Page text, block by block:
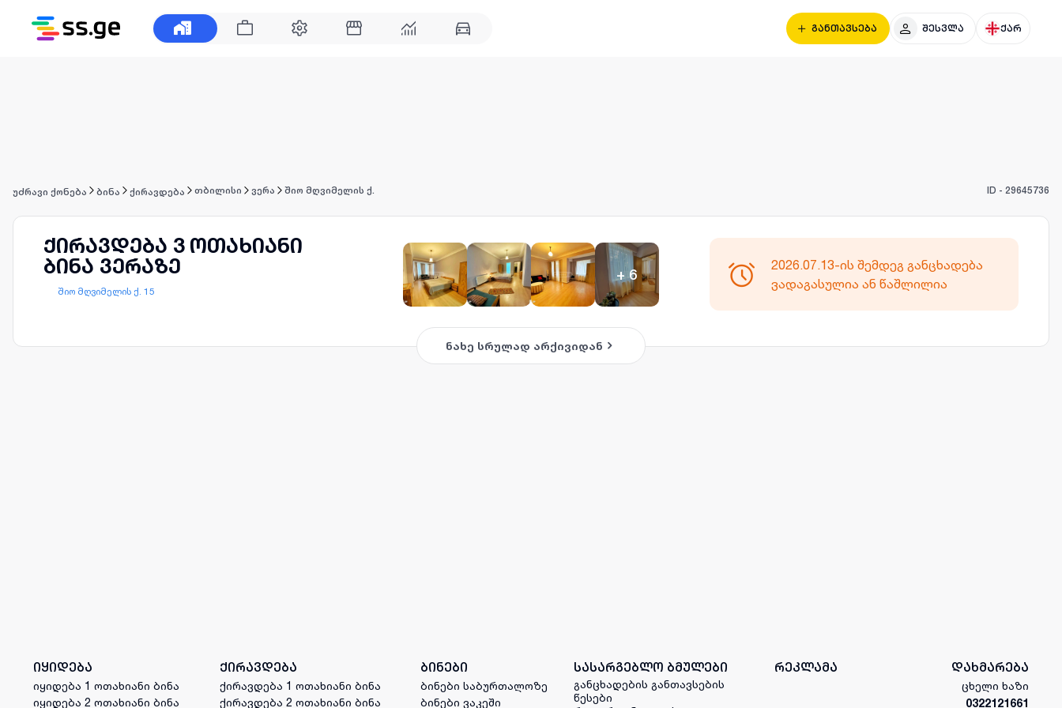
განთავსება შესვლა ქარ
უძრავი ქონება ბინა ქირავდება თბილისი ვერა შიო მღვიმელის ქ. ID - 29645736
ქირავდება 3 ოთახიანი
ბინა ვერაზე
შიო მღვიმელის ქ. 15
+6
2026.07.13-ის შემდეგ განცხადება
ვადაგასულია ან წაშლილია
ნახე სრულად არქივიდან
იყიდება
იყიდება 1 ოთახიანი ბინა
იყიდება 2 ოთახიანი ბინა
ქირავდება
ქირავდება 1 ოთახიანი ბინა
ქირავდება 2 ოთახიანი ბინა
ბინები
ბინები საბურთალოზე
ბინები ვაკეში
სასარგებლო ბმულები
განცხადების განთავსების
წესები
რეკლამა დახმარება
ცხელი ხაზი
0322121661